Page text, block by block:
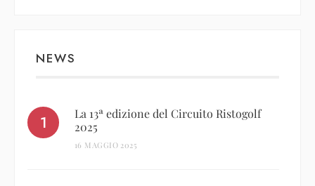
NEWS
La 13ª edizione del Circuito Ristogolf
2025
16 MAGGIO 2025